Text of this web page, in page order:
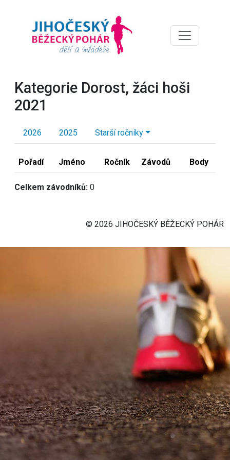
Kategorie Dorost, žáci hoši
2021
2026 2025 Starší ročníky
Pořadí Jméno Ročník Závodů Body
Celkem závodníků: 0
© 2026 JIHOČESKÝ BĚŽECKÝ POHÁR